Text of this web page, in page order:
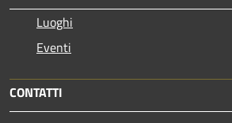
Luoghi
Eventi
CONTATTI